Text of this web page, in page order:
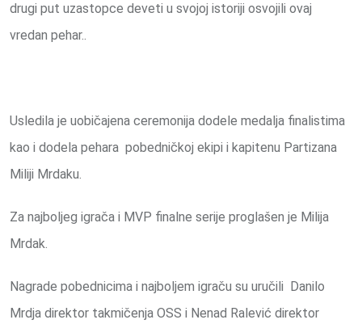
drugi put uzastopce deveti u svojoj istoriji osvojili ovaj
vredan pehar..
Usledila je uobičajena ceremonija dodele medalja finalistima
kao i dodela pehara pobedničkoj ekipi i kapitenu Partizana
Miliji Mrdaku.
Za najboljeg igrača i MVP finalne serije proglašen je Milija
Mrdak.
Nagrade pobednicima i najboljem igraču su uručili Danilo
Mrdja direktor takmičenja OSS i Nenad Ralević direktor